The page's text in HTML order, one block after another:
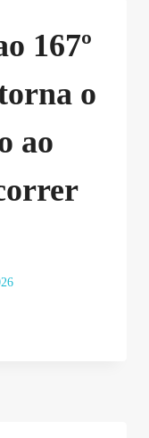
167º
o
ao